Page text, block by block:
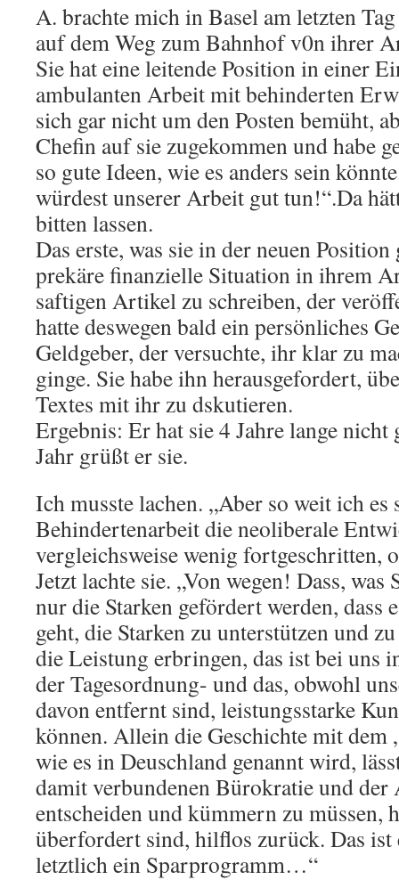
A. brachte mich in Basel am letzten
auf dem Weg zum Bahnhof v0n ihrer
Sie hat eine leitende Position in einer
ambulanten Arbeit mit behinderten
sich gar nicht um den Posten bemüht,
Chefin auf sie zugekommen und habe
so gute Ideen, wie es anders sein
würdest unserer Arbeit gut tun!“.Da
bitten lassen.
Das erste, was sie in der neuen
prekäre finanzielle Situation in ihrem
saftigen Artikel zu schreiben, der
hatte deswegen bald ein persönliches
Geldgeber, der versuchte, ihr klar zu
ginge. Sie habe ihn herausgefordert,
Textes mit ihr zu dskutieren.
Ergebnis: Er hat sie 4 Jahre lange nicht
Jahr grüßt er sie.
Ich musste lachen. „Aber so weit ich es
Behindertenarbeit die neoliberale
vergleichsweise wenig fortgeschritten,
Jetzt lachte sie. „Von wegen! Dass, was
nur die Starken gefördert werden, dass
geht, die Starken zu unterstützen und
die Leistung erbringen, das ist bei uns
der Tagesordnung- und das, obwohl
davon entfernt sind, leistungsstarke
können. Allein die Geschichte mit dem
wie es in Deuschland genannt wird,
damit verbundenen Bürokratie und der
entscheiden und kümmern zu müssen,
überfordert sind, hilflos zurück. Das
letztlich ein Sparprogramm…“